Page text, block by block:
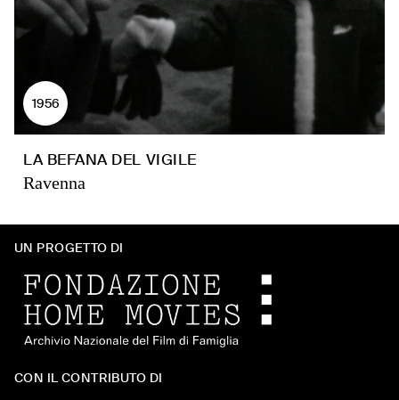
1956
LA BEFANA DEL VIGILE
Ravenna
UN PROGETTO DI
CON IL CONTRIBUTO DI